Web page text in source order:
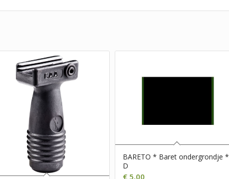
BARETO * Baret ondergrondje *
D
€ 5,00